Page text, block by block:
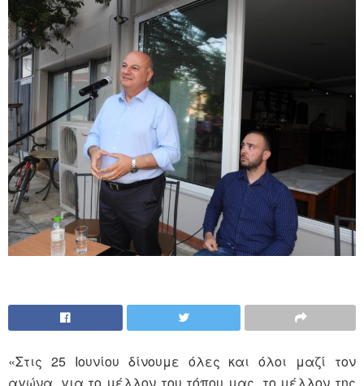
«Στις 25 Ιουνίου δίνουμε όλες και όλοι μαζί τον
αγώνα, για το μέλλον του τόπου μας, το μέλλον της